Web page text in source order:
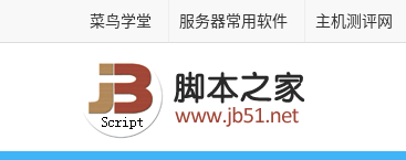
菜鸟学堂 服务器常用软件 主机测评网